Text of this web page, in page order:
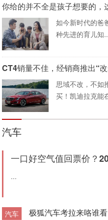
你给的并不全是孩子想要的，
如今新时代的爸
种先进的育儿知
CT4销量不佳，经销商推出“
思域不改，不如
买！凯迪拉克能
汽车
一口好空气值回票价？
...
汽车 极狐汽车考拉来咯谁